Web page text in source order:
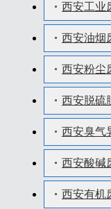
西安工业
西安油烟
西安粉尘
西安脱硫
西安臭气
西安酸碱
西安有机